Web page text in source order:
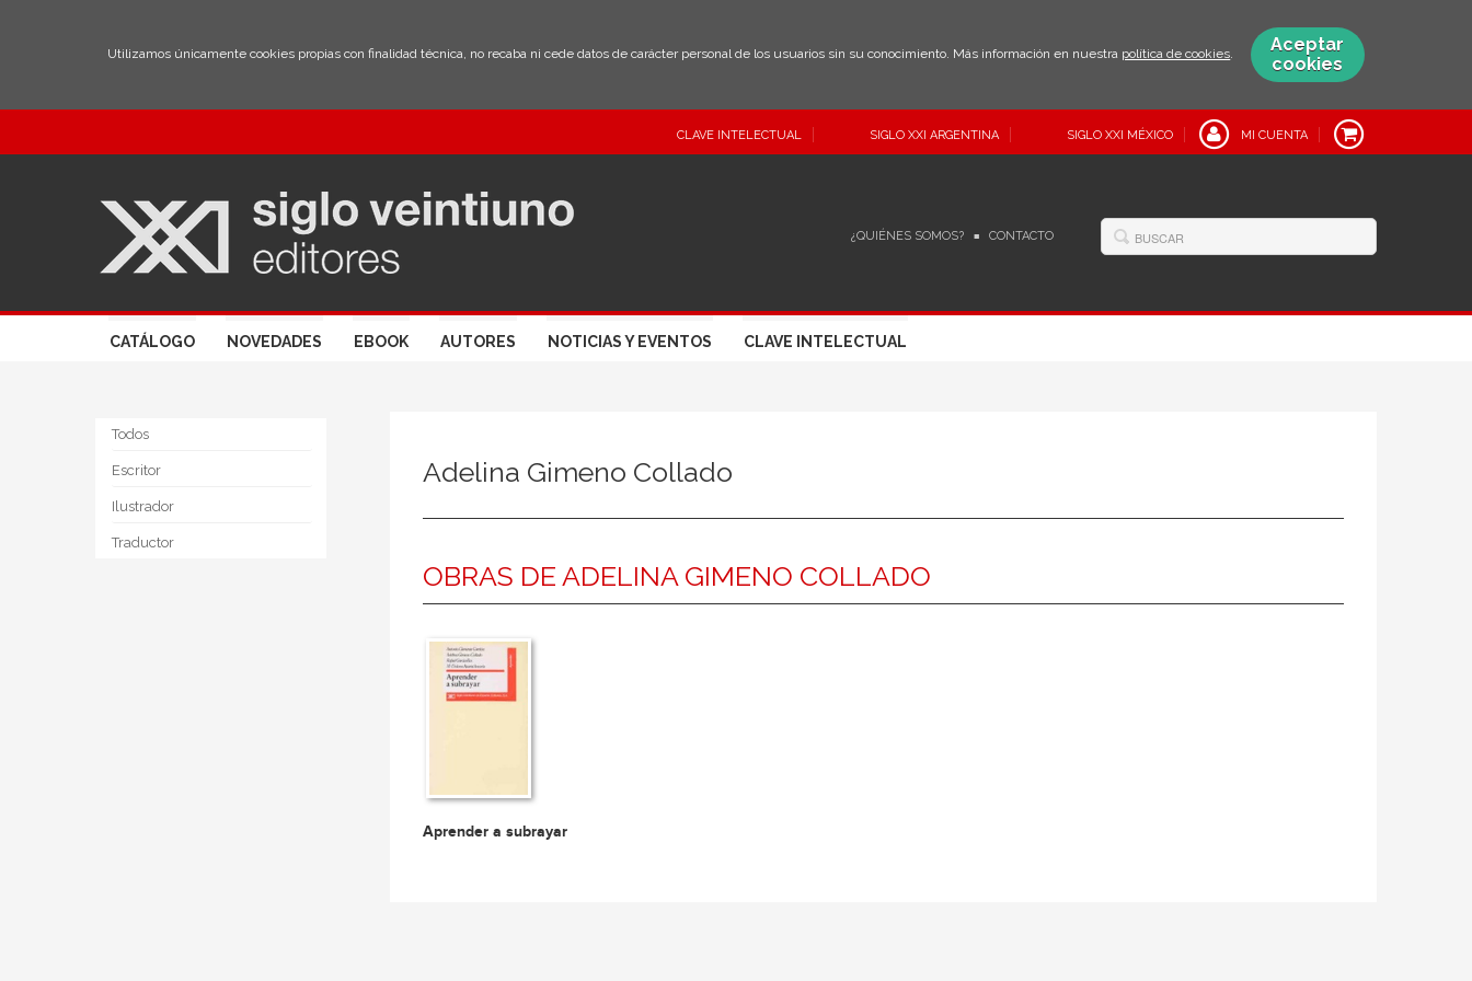
Utilizamos únicamente cookies propias con finalidad técnica, no recaba ni cede datos de carácter personal de los usuarios sin su conocimiento. Más información en nuestra política de cookies.
Aceptar
cookies
CLAVE INTELECTUAL SIGLO XXI ARGENTINA SIGLO XXI MÉXICO MI CUENTA
¿QUIÉNES SOMOS? CONTACTO
CATÁLOGO NOVEDADES EBOOK AUTORES NOTICIAS Y EVENTOS CLAVE INTELECTUAL
Todos
Escritor
Ilustrador
Traductor
Adelina Gimeno Collado
OBRAS DE ADELINA GIMENO COLLADO
Aprender a subrayar